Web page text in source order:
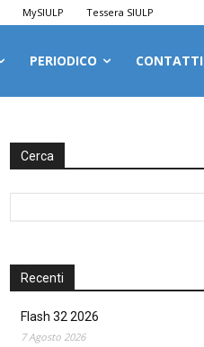
MySIULP Tessera SIULP
PERIODICO CONTATTI
Cerca
Recenti
Flash 32 2026
7 Agosto 2026